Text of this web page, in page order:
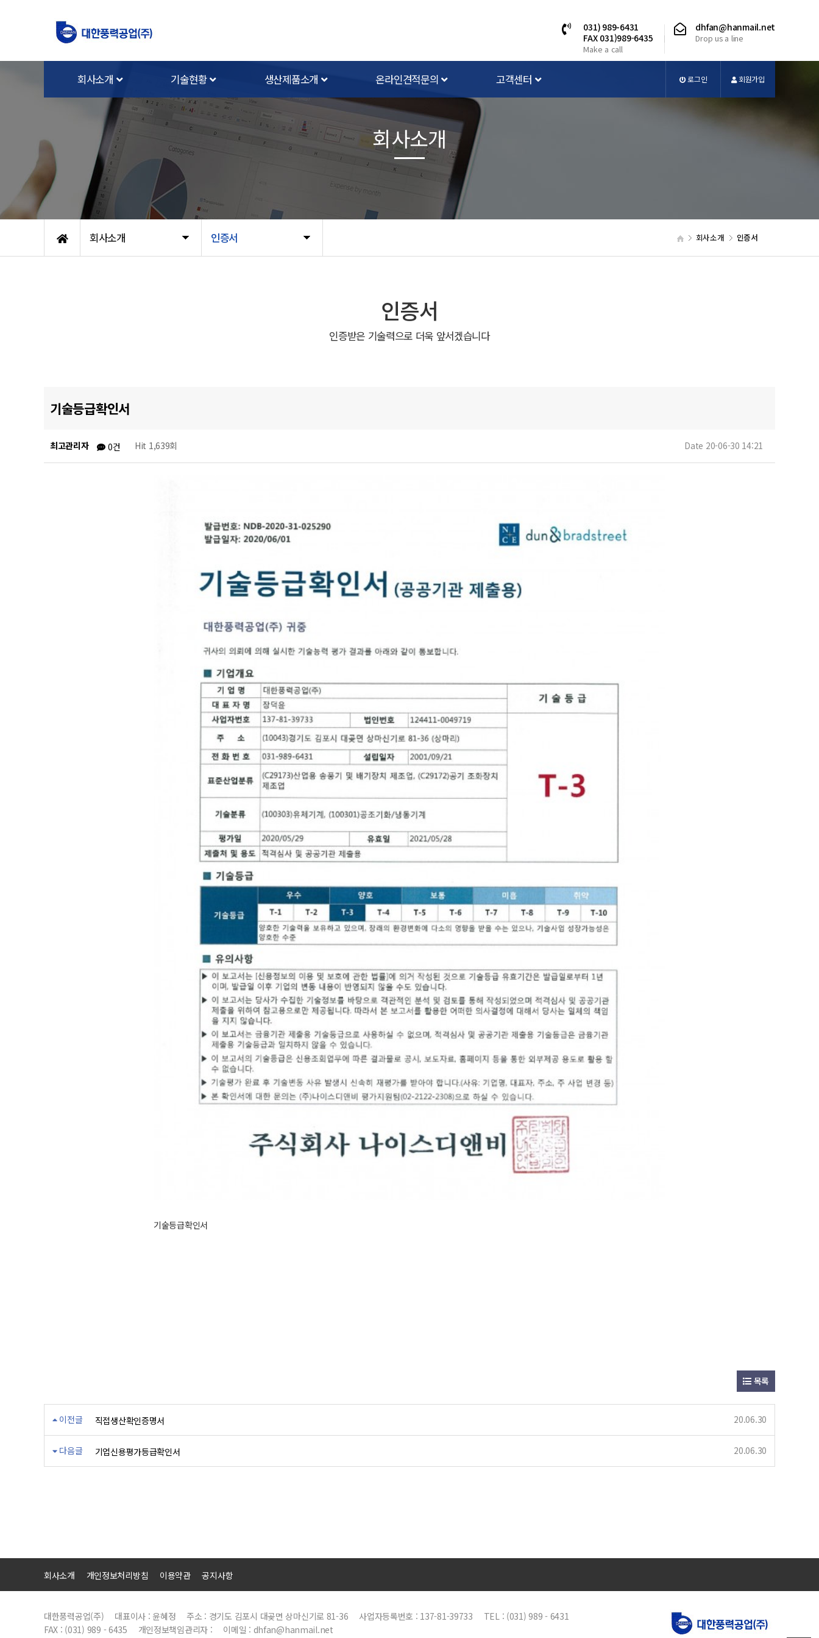
031) 989-6431
FAX 031)989-6435
Make a call
dhfan@hanmail.net
Drop us a line
회사소개 기술현황 생산제품소개 온라인견적문의 고객센터 로그인 회원가입
회사소개 인증서 회사소개 인증서
회사소개
인증서
인증받은 기술력으로 더욱 앞서겠습니다
기술등급확인서
최고관리자 0건 Hit 1,639회 Date 20-06-30 14:21
기술등급확인서
목록
이전글 직접생산확인증명서 20.06.30
다음글 기업신용평가등급확인서 20.06.30
회사소개 개인정보처리방침 이용약관 공지사항
대한풍력공업(주) 대표이사 : 윤혜정 주소 : 경기도 김포시 대곶면 상마신기로 81-36 사업자등록번호 : 137-81-39733
TEL : (031) 989 - 6431
FAX : (031) 989 - 6435
개인정보책임관리자 :
이메일 : dhfan@hanmail.net